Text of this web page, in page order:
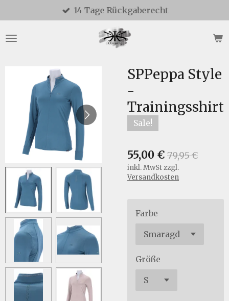
Hauptinhalt
springen
14 Tage Rückgaberecht
SPPeppa Style
-
Trainingsshirt
Sale!
55,00 € 79,95 €
inkl. MwSt zzgl.
Versandkosten
Farbe
Größe